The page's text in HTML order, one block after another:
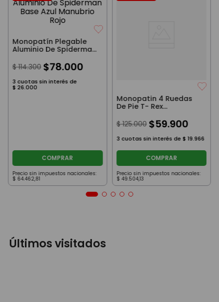
Monopatín Plegable
Aluminio De Spiderman
Base Azul Manubrio
Rojo
$ 114.300 $78.000
3 cuotas sin interés de
$ 26.000
COMPRAR
Precio sin impuestos nacionales:
$ 64.462,81
Monopatin 4 Ruedas
De Pie T- Rex
$ 125.000 $59.900
3 cuotas sin interés de $19.966
COMPRAR
Precio sin impuestos nacionales:
$ 49.504,13
Últimos visitados